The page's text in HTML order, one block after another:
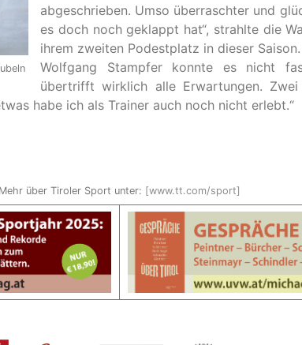
abgeschrieben. Umso überraschter und
es doch noch geklappt hat“, strahlte die
ihrem zweiten Podestplatz in dieser
Wolfgang Stampfer konnte es nicht
übertrifft wirklich alle Erwartungen.
habe ich als Trainer auch noch nicht erlebt.“
Mehr über Tiroler Sport unter: [www.tt.com/sport]